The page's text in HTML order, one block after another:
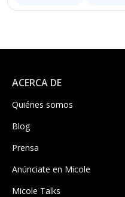
ACERCA DE
Quiénes somos
Blog
Prensa
Anúnciate en Micole
Micole Talks